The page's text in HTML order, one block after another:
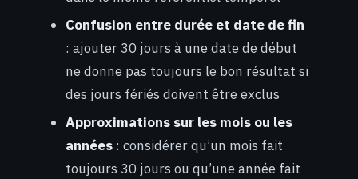
Confusion entre durée et date de fin
: ajouter 30 jours à une date de début
ne donne pas toujours le bon résultat si
des jours fériés doivent être exclus
Approximations sur les mois ou les
années : considérer qu’un mois fait
toujours 30 jours ou qu’une année fait